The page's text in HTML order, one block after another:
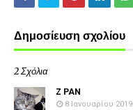
Δημοσίευση σχολίου
2 Σχόλια
Z PAN
8 Ιανουαρίου